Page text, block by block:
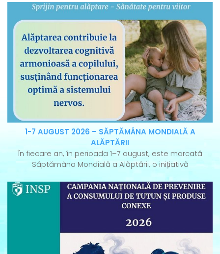
1-7 AUGUST 2026 – SĂPTĂMÂNA MONDIALĂ A
ALĂPTĂRII
În fiecare an, în perioada 1–7 august, este marcată
Săptămâna Mondială a Alăptării, o inițiativă